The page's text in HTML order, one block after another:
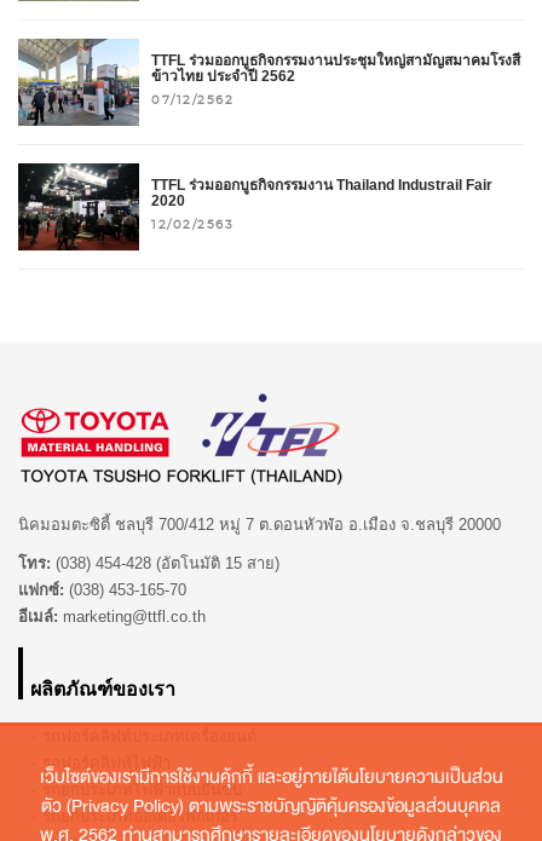
TTFL ร่วมออกบูธกิจกรรมงานประชุมใหญ่สามัญสมาคมโรงสี
ข้าวไทย ประจำปี 2562
07/12/2562
TTFL ร่วมออกบูธกิจกรรมงาน Thailand Industrail Fair
2020
12/02/2563
นิคมอมตะซิตี้ ชลบุรี 700/412 หมู่ 7 ต.ดอนหัวฬ่อ อ.เมือง จ.ชลบุรี 20000
โทร: (038) 454-428 (อัตโนมัติ 15 สาย)
แฟกซ์: (038) 453-165-70
อีเมล์: marketing@ttfl.co.th
ผลิตภัณฑ์ของเรา
รถฟอร์คลิฟท์ไฟฟ้า
รถยกประเภทไฟฟ้าแบบยืนขับ
รถยกประเภทออเดอร์พิกเกอร์
เว็บไซต์ของเรามีการใช้งานคุ้กกี้ และอยู่ภายใต้นโยบายความเป็นส่วน
ตัว (Privacy Policy) ตามพระราชบัญญัติคุ้มครองข้อมูลส่วนบุคคล
พ.ศ. 2562 ท่านสามารถศึกษารายละเอียดของนโยบายดังกล่าวของ